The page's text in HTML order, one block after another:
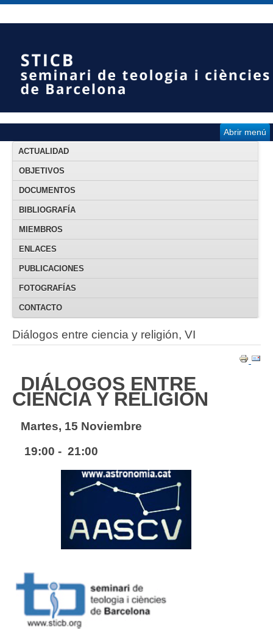
Abrir menú
ACTUALIDAD
OBJETIVOS
DOCUMENTOS
BIBLIOGRAFÍA
MIEMBROS
ENLACES
PUBLICACIONES
FOTOGRAFÍAS
CONTACTO
Diálogos entre ciencia y religión, VI
DIÁLOGOS ENTRE
CIENCIA Y RELIGIÓN
Martes, 15 Noviembre
19:00 - 21:00